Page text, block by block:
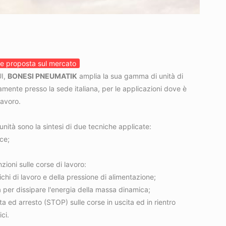
proposta sul mercato
BONESI PNEUMATIK amplia la sua gamma di unità di
presso la sede italiana, per le applicazioni dove è
sono la sintesi di due tecniche applicate:
sulle corse di lavoro:
di lavoro e della pressione di alimentazione;
dissipare l'energia della massa dinamica;
ed arresto (STOP) sulle corse in uscita ed in rientro